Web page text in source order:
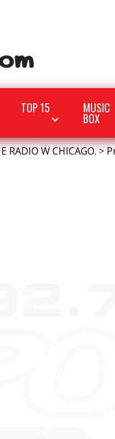
TOP 15 MUSIC
BOX
RADIO W CHICAGO.>